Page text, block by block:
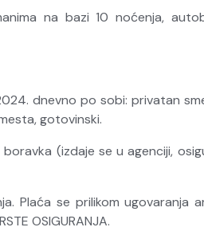
na bazi 10 noćenja,
dnevno po sobi:
gotovinski.
(izdaje se u agenciji,
Plaća se prilikom ugovaranja
OSIGURANJA.